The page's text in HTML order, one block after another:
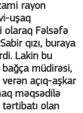
rayon
uşaq
olaraq Fəlsəfə
qızı, buraya
Lakin bu
bağça müdirəsi,
açıq-aşkar
məqsədilə
olan